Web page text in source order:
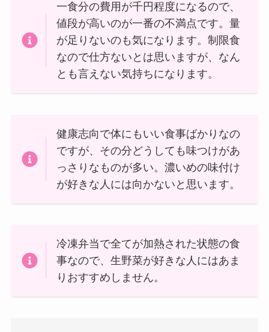
一食分の費用が千円程度になるので、
値段が高いのが一番の不満点です。量
が足りないのも気になります。制限食
なので仕方ないとは思いますが、なん
とも言えない気持ちになります。
健康志向で体にもいい食事ばかりなの
ですが、その分どうしても味つけがあ
っさりなものが多い。濃いめの味付け
が好きな人には向かないと思います。
冷凍弁当で全てが加熱された状態の食
事なので、生野菜が好きな人にはあま
りおすすめしません。